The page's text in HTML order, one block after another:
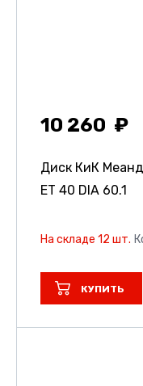
10 260
Диск КиК
ET 40 DIA 60.1
На складе 12 шт.
КУПИТЬ